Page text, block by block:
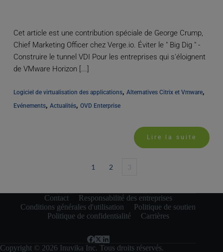
Cet article est une contribution spéciale de George Crump,
Chief Marketing Officer chez Verge.io. Éviter le " Big Dig " -
Construire le tunnel VDI Pour les entreprises qui s'éloignent
de VMware Horizon [...]
Logiciel de virtualisation des applications, Alternatives Citrix et Vmware
Evénements, Actualités, OVD Enterprise
Lire la suite
1 2 3
Contact
Responsabilité des entreprises
Conditions générales d'utilisation
Politique de soutien
Politique de confidentialité
Carrières
Copyright © 2026 Inuvika Inc. Tous droits réservés.